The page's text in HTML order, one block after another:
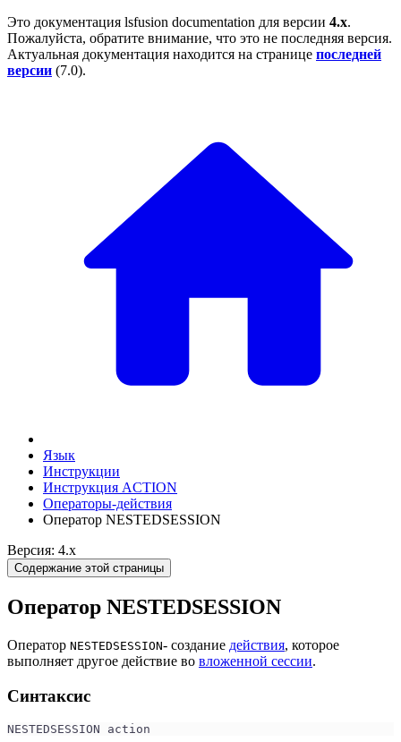
Это документация lsfusion documentation для версии 4.x.
Пожалуйста, обратите внимание, что это не последняя версия.
Актуальная документация находится на странице последней
версии (7.0).
Язык
Инструкции
Инструкция ACTION
Операторы-действия
Оператор NESTEDSESSION
Версия: 4.x
Содержание этой страницы
Оператор NESTEDSESSION
Оператор NESTEDSESSION- создание действия, которое
выполняет другое действие во вложенной сессии.
Синтаксис
NESTEDSESSION action